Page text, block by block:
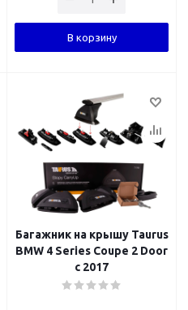
В корзину
Багажник на крышу Taurus
BMW 4 Series Coupe 2 Door
с 2017